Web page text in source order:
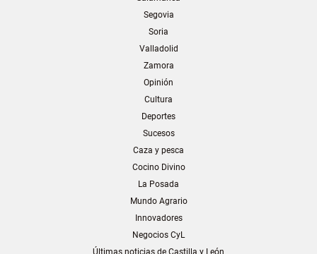
Segovia
Soria
Valladolid
Zamora
Opinión
Cultura
Deportes
Sucesos
Caza y pesca
Cocino Divino
La Posada
Mundo Agrario
Innovadores
Negocios CyL
Últimas noticias de Castilla y León